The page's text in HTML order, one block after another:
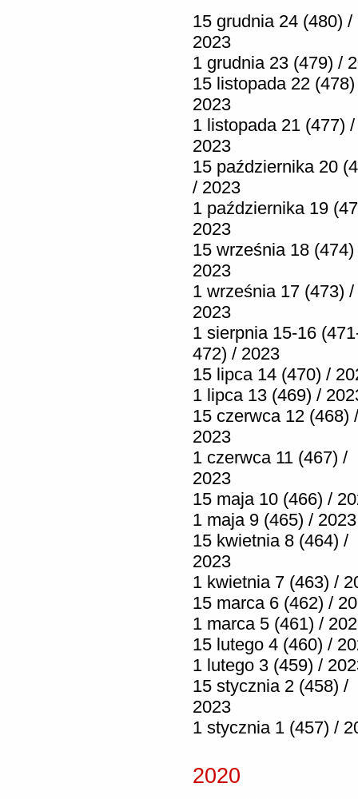
15 grudnia 24 (480) /
2023
1 grudnia 23 (479) /
15 listopada 22
2023
1 listopada 21 (477) /
2023
15 października 20
/ 2023
1 października 19
2023
15 września 18 (474)
2023
1 września 17 (473) /
2023
1 sierpnia 15-16
472) / 2023
15 lipca 14 (470) /
1 lipca 13 (469) /
15 czerwca 12 (468) /
2023
1 czerwca 11 (467) /
2023
15 maja 10 (466) /
1 maja 9 (465) / 2023
15 kwietnia 8 (464) /
2023
1 kwietnia 7 (463) /
15 marca 6 (462) /
1 marca 5 (461) /
15 lutego 4 (460) /
1 lutego 3 (459) /
15 stycznia 2 (458) /
2023
1 stycznia 1 (457) /
2020